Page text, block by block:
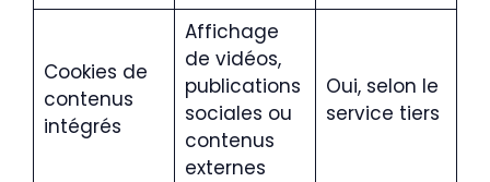
Cookies de
contenus
intégrés
Affichage
de vidéos,
publications
sociales ou
contenus
externes
Oui, selon le
service tiers